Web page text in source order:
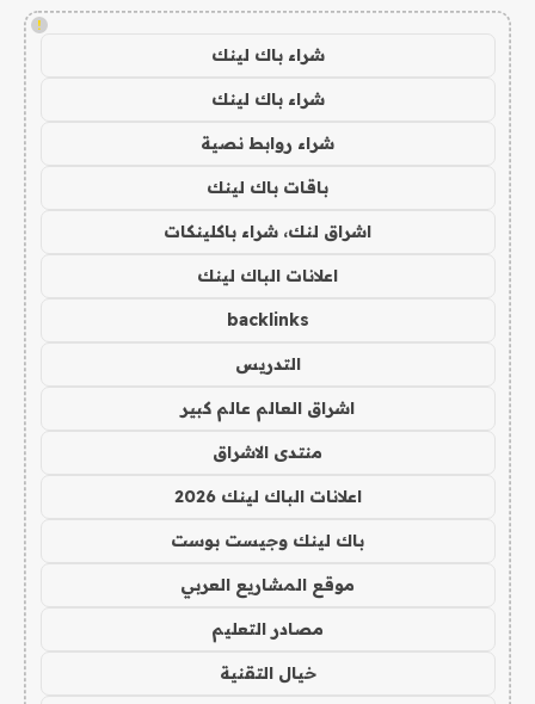
!
شراء باك لينك
شراء باك لينك
شراء روابط نصية
باقات باك لينك
اشراق لنك، شراء باكلينكات
اعلانات الباك لينك
backlinks
التدريس
اشراق العالم عالم كبير
منتدى الاشراق
اعلانات الباك لينك 2026
باك لينك وجيست بوست
موقع المشاريع العربي
مصادر التعليم
خيال التقنية